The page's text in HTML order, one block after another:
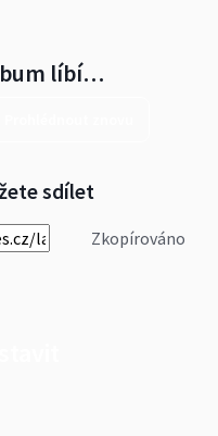
líbí…
sdílet
Zkopírováno